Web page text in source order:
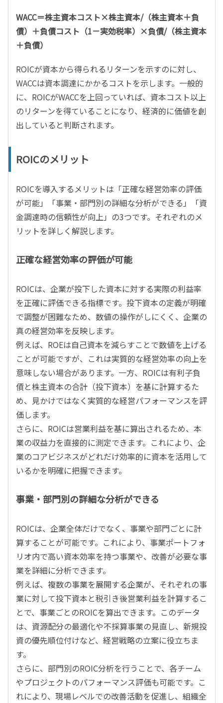
WACC＝株主資本コスト×株主資本/（株主資本＋負
債）＋負債コスト（1－実効税率）×負債/（株主資本
＋負債）
ROICが資本から得られるリターンを示すのに対し、
WACCは資本調達にかかるコストを示します。一般的
に、ROICがWACCを上回っていれば、資本コスト以上
のリターンを得ていることになり、経済的に価値を創
出していると判断されます。
ROICのメリット
ROICを導入するメリットは「正確な経営効率の評価
が可能」「事業・部門別の詳細な分析ができる」「資
金調達時の信頼性が向上」の3つです。それぞれのメ
リットを詳しく解説します。
正確な経営効率の評価が可能
ROICは、企業が投下した資本に対する実際の利益率
を正確に評価できる指標です。投下資本の定義が明確
で調整が困難なため、数値の操作がしにくく、企業の
真の経営効率を反映します。
例えば、ROEは自己資本を減らすことで数値を上げる
ことが可能ですが、これは実質的な経営効率の向上を
意味しない場合があります。一方、ROICは有利子負
債と株主資本の合計（投下資本）を基に計算するた
め、見かけではなく実質的な経営パフォーマンスを評
価します。
さらに、ROICは営業利益を基に算出されるため、本
業の収益力を直接的に測定できます。これにより、企
業のコアビジネスがどれだけ効率的に資本を活用して
いるかを明確に把握できます。
事業・部門別の詳細な分析ができる
ROICは、企業全体だけでなく、事業や部門ごとに計
算することが可能です。これにより、事業ポートフォ
リオ内で高い資本効率を持つ事業や、改善が必要な事
業を詳細に分析できます。
例えば、複数の事業を展開する企業が、それぞれの事
業に対して投下資本と税引き後営業利益を計算するこ
とで、事業ごとのROICを算出できます。このデータ
は、資源配分の最適化や不採算事業の見直し、新規投
資の優先順位付けなど、経営戦略の立案に役立ちま
す。
さらに、部門別のROIC分析を行うことで、各チーム
やプロジェクトのパフォーマンス評価も可能です。こ
れにより、現場レベルでの改善活動を促進し、組織全